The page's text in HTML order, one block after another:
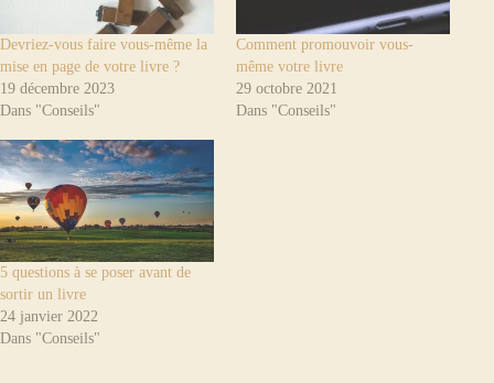
Devriez-vous faire vous-même la
mise en page de votre livre ?
19 décembre 2023
Dans "Conseils"
Comment promouvoir vous-
même votre livre
29 octobre 2021
Dans "Conseils"
5 questions à se poser avant de
sortir un livre
24 janvier 2022
Dans "Conseils"